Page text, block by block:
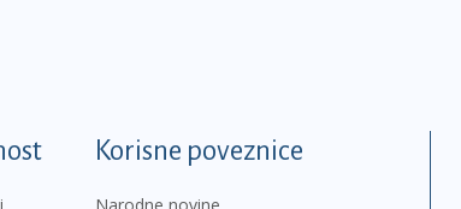
Korisne poveznice